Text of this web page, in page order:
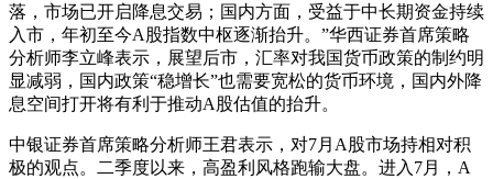
落，市场已开启降息交易；国内方面，受益于中长期资金持续
入市，年初至今A股指数中枢逐渐抬升。”华西证券首席策略
分析师李立峰表示，展望后市，汇率对我国货币政策的制约明
显减弱，国内政策“稳增长”也需要宽松的货币环境，国内外降
息空间打开将有利于推动A股估值的抬升。
中银证券首席策略分析师王君表示，对7月A股市场持相对积
极的观点。二季度以来，高盈利风格跑输大盘。进入7月，A